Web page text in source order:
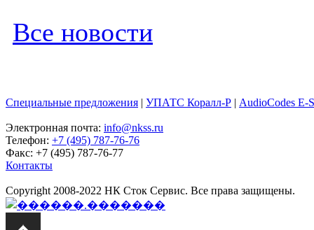
Все новости
Специальные предложения | УПАТС Коралл-Р | AudioCodes E-
Электронная почта: info@nkss.ru
Телефон: +7 (495) 787-76-76
Факс: +7 (495) 787-76-77
Контакты
Copyright 2008-2022 НК Сток Сервис. Все права защищены.